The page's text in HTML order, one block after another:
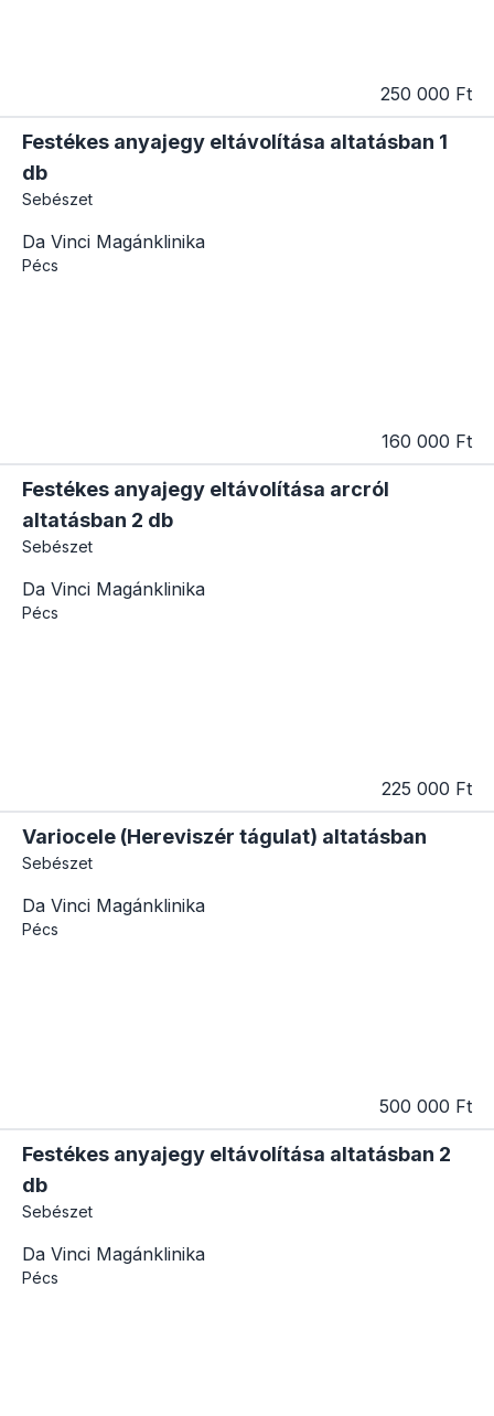
250 000 Ft
Festékes anyajegy eltávolítása altatásban 1
db
Sebészet
Da Vinci Magánklinika
Pécs
160 000 Ft
Festékes anyajegy eltávolítása arcról
altatásban 2 db
Sebészet
Da Vinci Magánklinika
Pécs
225 000 Ft
Variocele (Hereviszér tágulat) altatásban
Sebészet
Da Vinci Magánklinika
Pécs
500 000 Ft
Festékes anyajegy eltávolítása altatásban 2
db
Sebészet
Da Vinci Magánklinika
Pécs